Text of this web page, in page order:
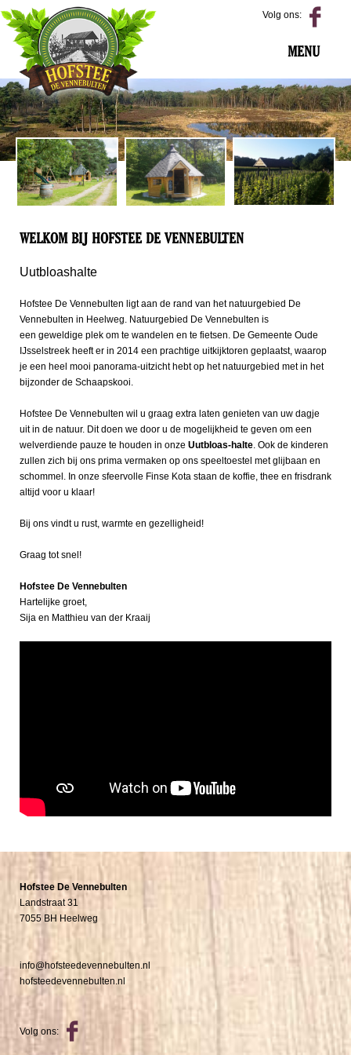
HOME
UUTBLOASHALTE
FOTO'S
SFEER ZOMER
2021
DIVERSE
SFEREN
CONTACT
MENU
Volg ons:
WELKOM BIJ HOFSTEE DE VENNEBULTEN
Uutbloashalte
Hofstee De Vennebulten ligt aan de rand van het natuurgebied De
Vennebulten in Heelweg. Natuurgebied De Vennebulten is
een geweldige plek om te wandelen en te fietsen. De Gemeente Oude
IJsselstreek heeft er in 2014 een prachtige uitkijktoren geplaatst, waarop
je een heel mooi panorama-uitzicht hebt op het natuurgebied met in het
bijzonder de Schaapskooi.
Hofstee De Vennebulten wil u graag extra laten genieten van uw dagje
uit in de natuur. Dit doen we door u de mogelijkheid te geven om een
welverdiende pauze te houden in onze Uutbloas-halte. Ook de kinderen
zullen zich bij ons prima vermaken op ons speeltoestel met glijbaan en
schommel. In onze sfeervolle Finse Kota staan de koffie, thee en frisdrank
altijd voor u klaar!
Bij ons vindt u rust, warmte en gezelligheid!
Graag tot snel!
Hofstee De Vennebulten
Hartelijke groet,
Sija en Matthieu van der Kraaij
Hofstee De Vennebulten
Landstraat 31
7055 BH Heelweg
info@hofsteedevennebulten.nl
hofsteedevennebulten.nl
Volg ons: